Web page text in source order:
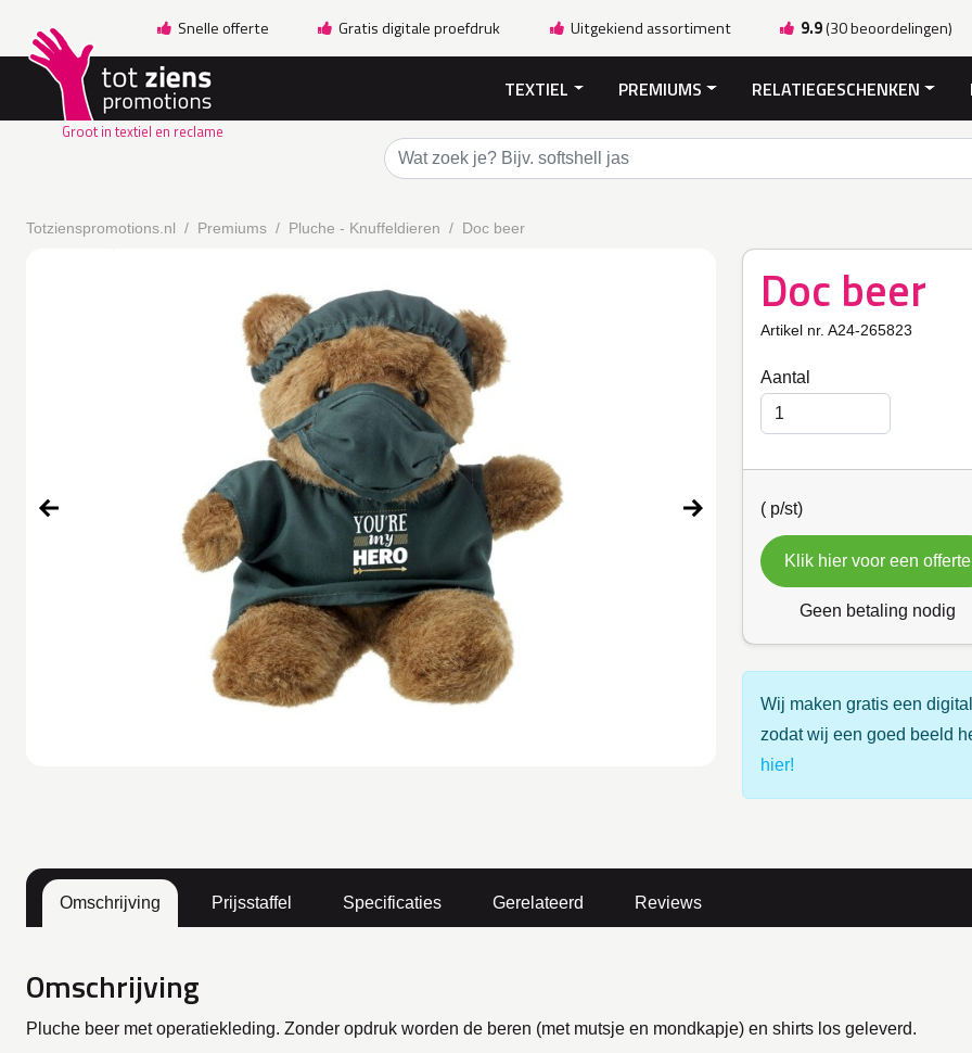
Snelle offerte Gratis digitale proefdruk Uitgekiend assortiment 9.9(30 beoordelingen)
Groot in textiel en reclame
TEXTIEL PREMIUMS RELATIEGESCHENKEN
Totzienspromotions.nl Premiums Pluche - Knuffeldieren Doc beer
Doc beer
Artikel nr. A24-265823
Aantal
( p/st)
Klik hier voor een offerte
Geen betaling nodig
Wij maken gratis een
zodat wij een goed beeld
hier!
Omschrijving Prijsstaffel Specificaties Gerelateerd Reviews
Omschrijving
Pluche beer met operatiekleding. Zonder opdruk worden de beren (met mutsje en mondkapje) en shirts los geleverd.